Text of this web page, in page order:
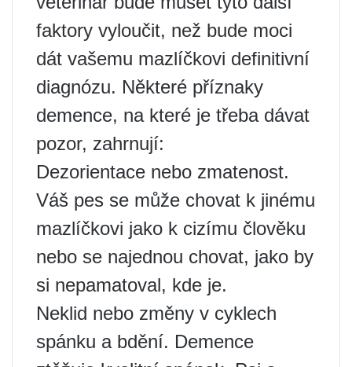
faktory vyloučit, než bude moci
dát vašemu mazlíčkovi definitivní
diagnózu. Některé příznaky
demence, na které je třeba dávat
pozor, zahrnují:
Dezorientace nebo zmatenost.
Váš pes se může chovat k jinému
mazlíčkovi jako k cizímu člověku
nebo se najednou chovat, jako by
si nepamatoval, kde je.
Neklid nebo změny v cyklech
spánku a bdění. Demence